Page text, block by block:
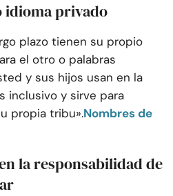
idioma privado
plazo tienen su propio
el otro o palabras
y sus hijos usan en la
inclusivo y sirve para
propia tribu».Nombres de
la responsabilidad de